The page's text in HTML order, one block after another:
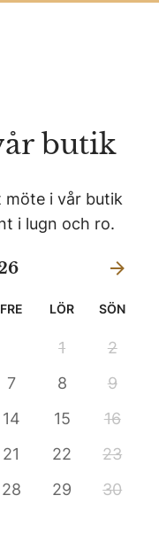
butik
i vår butik
i lugn och ro.
FRE LÖR SÖN
1
2
7 8
9
14 15
16
21 22
23
28 29
30